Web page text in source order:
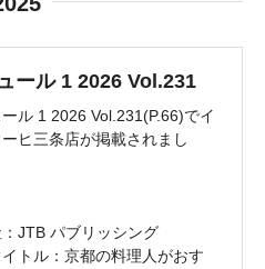
ール 1 2026 Vol.231
ール 1 2026 Vol.231(P.66)でイ
ーヒ三条店が掲載されまし
JTB パブリッシング
トル：京都の料理人がおす